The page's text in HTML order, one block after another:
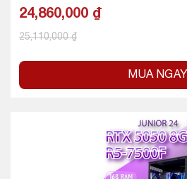
24,860,000 ₫
25,110,000₫
MUA NGAY